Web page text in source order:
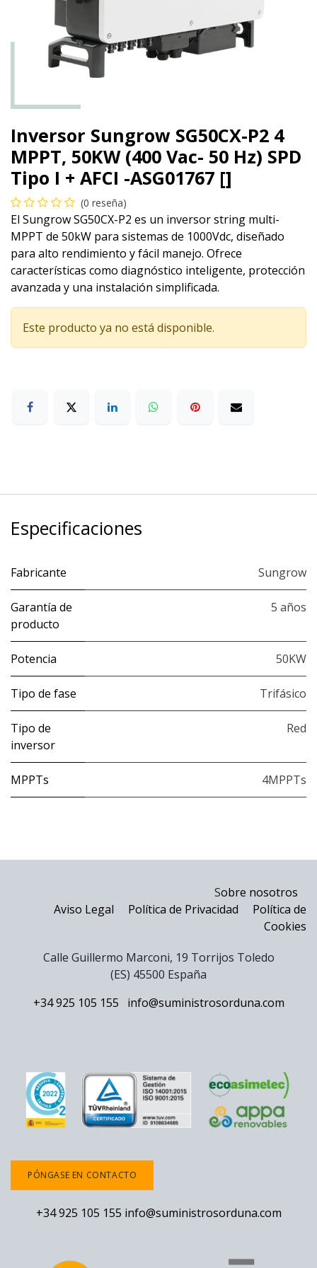
Inversor Sungrow SG50CX-P2 4
MPPT, 50KW (400 Vac- 50 Hz) SPD
Tipo I + AFCI -ASG01767 []
(0 reseña)
El Sungrow SG50CX-P2 es un inversor string multi-
MPPT de 50kW para sistemas de 1000Vdc, diseñado
para alto rendimiento y fácil manejo. Ofrece
características como diagnóstico inteligente, protección
avanzada y una instalación simplificada.
Este producto ya no está disponible.
Especificaciones
Fabricante Sungrow
Garantía de
producto
5 años
Potencia 50KW
Tipo de fase Trifásico
Tipo de
inversor
Red
MPPTs 4MPPTs
Sobre nosotros
Aviso Legal
Política de Privacidad
Política de
Cookies
Calle Guillermo Marconi, 19 Torrijos Toledo
(ES) 45500 España
+34 925 105 155
info@suministrosorduna.com
PÓNGASE EN CONTACTO
+34 925 105 155 info@suministrosorduna.com